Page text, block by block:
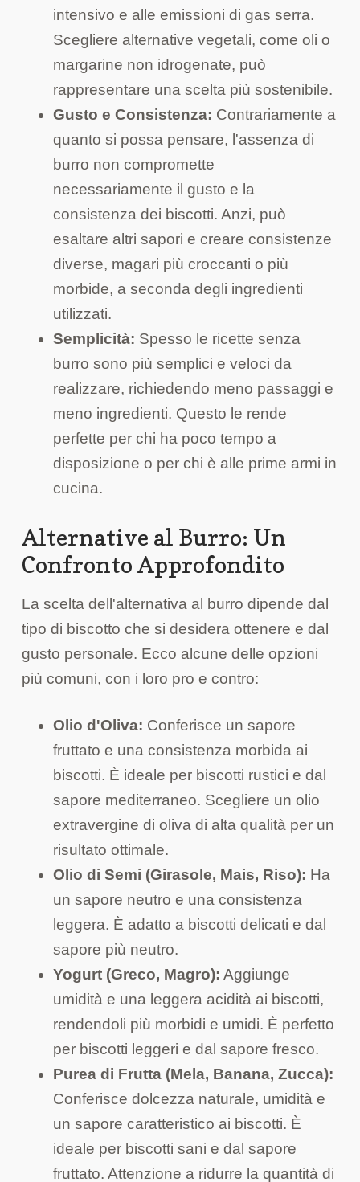
intensivo e alle emissioni di gas serra.
Scegliere alternative vegetali, come oli o
margarine non idrogenate, può
rappresentare una scelta più sostenibile.
Gusto e Consistenza: Contrariamente a
quanto si possa pensare, l'assenza di
burro non compromette
necessariamente il gusto e la
consistenza dei biscotti. Anzi, può
esaltare altri sapori e creare consistenze
diverse, magari più croccanti o più
morbide, a seconda degli ingredienti
utilizzati.
Semplicità: Spesso le ricette senza
burro sono più semplici e veloci da
realizzare, richiedendo meno passaggi e
meno ingredienti. Questo le rende
perfette per chi ha poco tempo a
disposizione o per chi è alle prime armi in
cucina.
Alternative al Burro: Un
Confronto Approfondito
La scelta dell'alternativa al burro dipende dal
tipo di biscotto che si desidera ottenere e dal
gusto personale. Ecco alcune delle opzioni
più comuni, con i loro pro e contro:
Olio d'Oliva: Conferisce un sapore
fruttato e una consistenza morbida ai
biscotti. È ideale per biscotti rustici e dal
sapore mediterraneo. Scegliere un olio
extravergine di oliva di alta qualità per un
risultato ottimale.
Olio di Semi (Girasole, Mais, Riso): Ha
un sapore neutro e una consistenza
leggera. È adatto a biscotti delicati e dal
sapore più neutro.
Yogurt (Greco, Magro): Aggiunge
umidità e una leggera acidità ai biscotti,
rendendoli più morbidi e umidi. È perfetto
per biscotti leggeri e dal sapore fresco.
Purea di Frutta (Mela, Banana, Zucca):
Conferisce dolcezza naturale, umidità e
un sapore caratteristico ai biscotti. È
ideale per biscotti sani e dal sapore
fruttato. Attenzione a ridurre la quantità di